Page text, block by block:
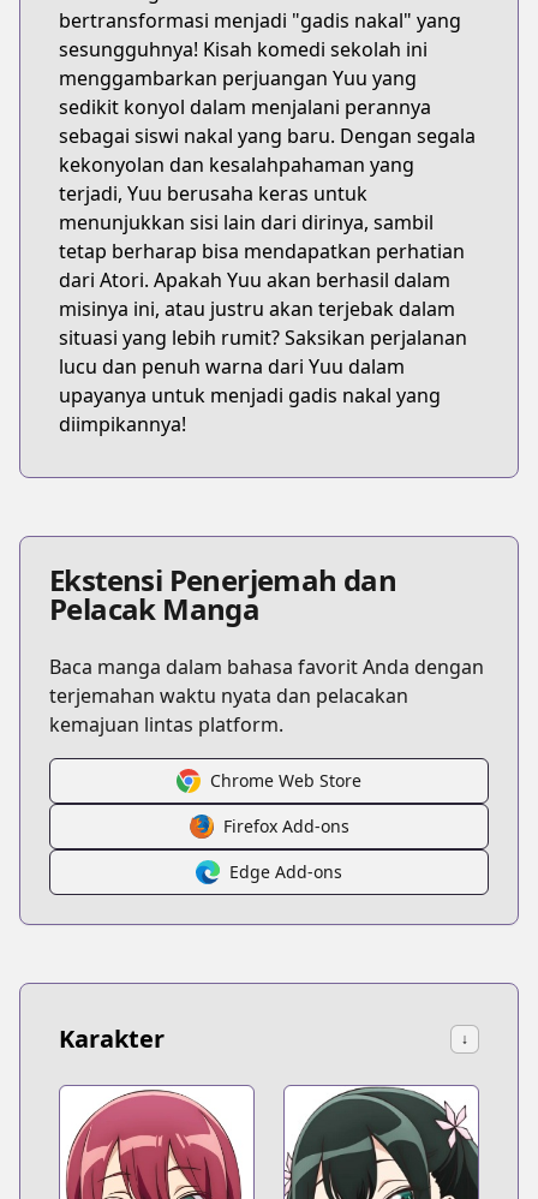
bertransformasi menjadi "gadis nakal" yang
sesungguhnya! Kisah komedi sekolah ini
menggambarkan perjuangan Yuu yang
sedikit konyol dalam menjalani perannya
sebagai siswi nakal yang baru. Dengan segala
kekonyolan dan kesalahpahaman yang
terjadi, Yuu berusaha keras untuk
menunjukkan sisi lain dari dirinya, sambil
tetap berharap bisa mendapatkan perhatian
dari Atori. Apakah Yuu akan berhasil dalam
misinya ini, atau justru akan terjebak dalam
situasi yang lebih rumit? Saksikan perjalanan
lucu dan penuh warna dari Yuu dalam
upayanya untuk menjadi gadis nakal yang
diimpikannya!
Ekstensi Penerjemah dan
Pelacak Manga
Baca manga dalam bahasa favorit Anda dengan
terjemahan waktu nyata dan pelacakan
kemajuan lintas platform.
Chrome Web Store
Firefox Add-ons
Edge Add-ons
Karakter ↓